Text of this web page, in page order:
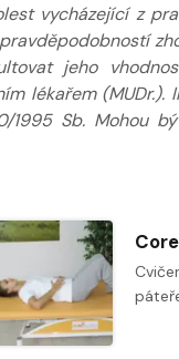
vycházející z
jeho
lékařem (MUDr.).
Sb. Mohou